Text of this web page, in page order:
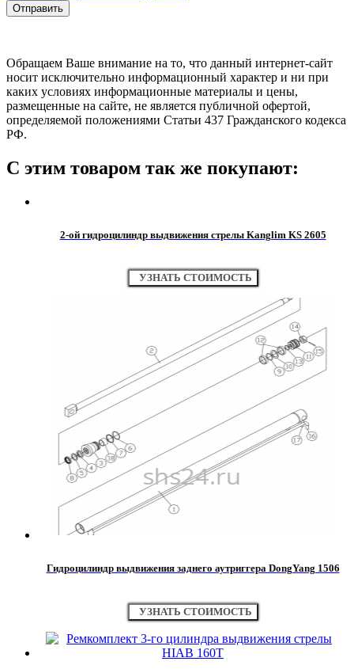
Обращаем Ваше внимание на то, что данный интернет-сайт
носит исключительно информационный характер и ни при
каких условиях информационные материалы и цены,
размещенные на сайте, не является публичной офертой,
определяемой положениями Статьи 437 Гражданского кодекса
РФ.
С этим товаром так же покупают:
2-ой гидроцилиндр выдвижения стрелы Kanglim KS 2605
УЗНАТЬ СТОИМОСТЬ
Гидроцилиндр выдвижения заднего аутриггера DongYang 1506
УЗНАТЬ СТОИМОСТЬ